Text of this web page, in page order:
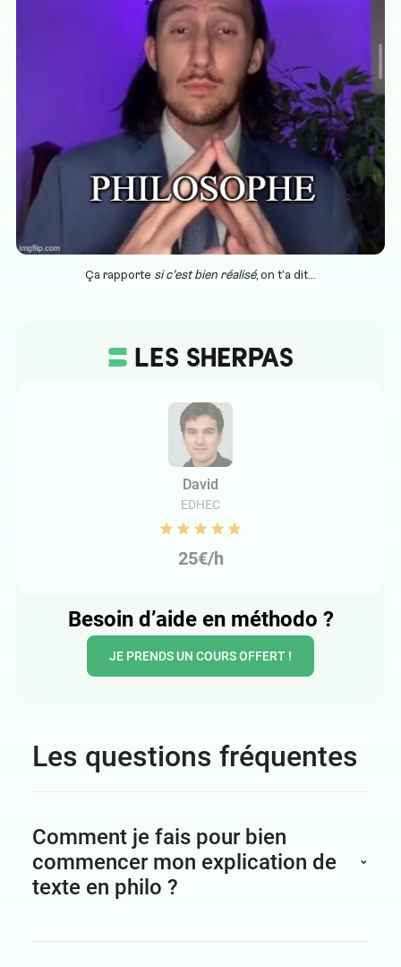
Ça rapporte si c’est bien réalisé, on t’a dit…
David
EDHEC
25€/h
Besoin d’aide en méthodo ?
JE PRENDS UN COURS OFFERT !
Les questions fréquentes
Comment je fais pour bien
commencer mon explication de
texte en philo ?
attentives du document. Tu surlignes les mots